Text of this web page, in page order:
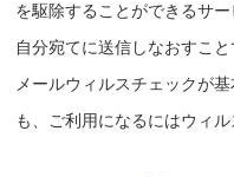
を駆除することができるサ
自分宛てに送信しなおすこと
メールウィルスチェックが
も、ご利用になるにはウィ